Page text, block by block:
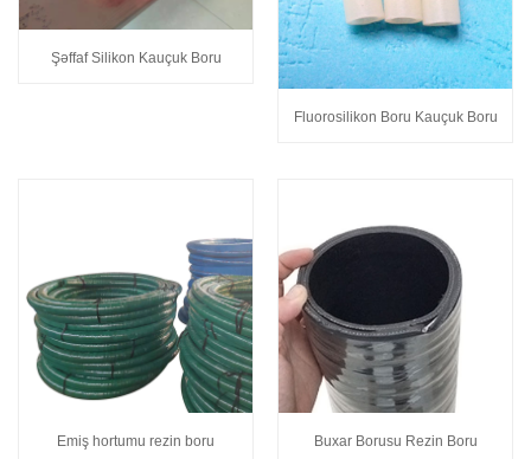
Şəffaf Silikon Kauçuk Boru
Fluorosilikon Boru Kauçuk Boru
Emiş hortumu rezin boru Buxar Borusu Rezin Boru